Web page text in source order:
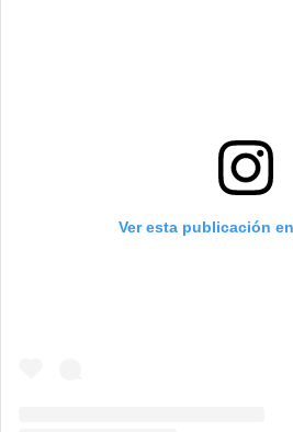
Ver esta publicación